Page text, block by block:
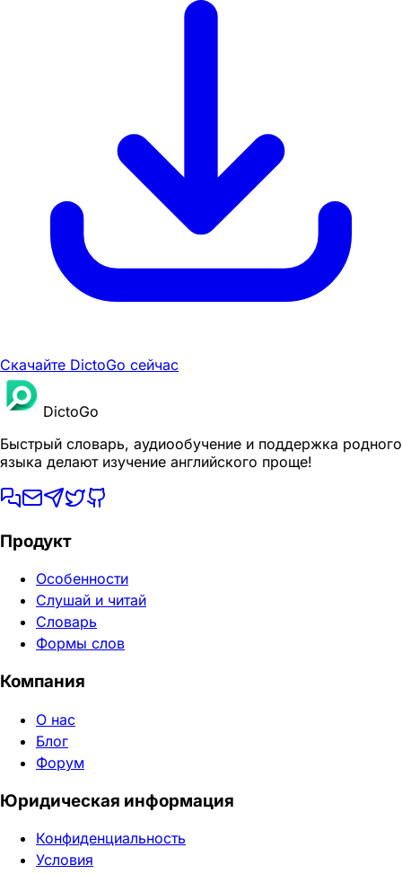
Скачайте DictoGo сейчас
DictoGo
Быстрый словарь, аудиообучение и поддержка родного
языка делают изучение английского проще!
Продукт
Особенности
Слушай и читай
Словарь
Формы слов
Компания
О нас
Блог
Форум
Юридическая информация
Конфиденциальность
Условия